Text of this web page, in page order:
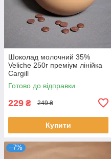
Шоколад молочний 35%
Veliche 250г преміум лінійка
Cargill
Готово до відправки
229 ₴ 249 ₴
Купити
–7%